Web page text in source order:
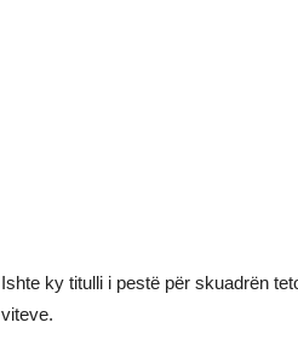
Ishte ky titulli i pestë për skuadrën
viteve.